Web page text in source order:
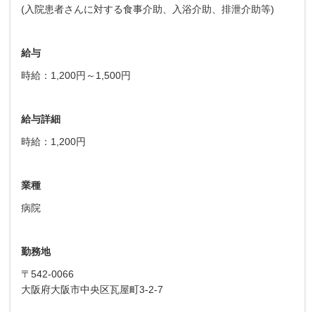
(入院患者さんに対する食事介助、入浴介助、排泄介助等)
給与
時給：1,200円～1,500円
給与詳細
時給：1,200円
業種
病院
勤務地
〒542-0066
大阪府大阪市中央区瓦屋町3-2-7